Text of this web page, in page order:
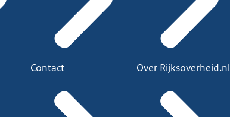
Contact Over Rijksoverheid.nl